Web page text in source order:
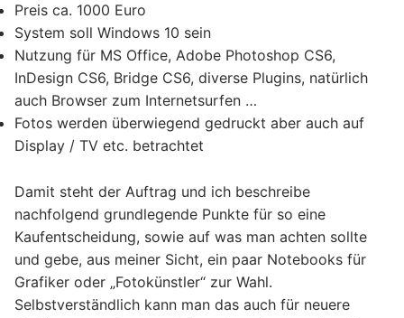
Preis ca. 1000 Euro
System soll Windows 10 sein
Nutzung für MS Office, Adobe Photoshop CS6,
InDesign CS6, Bridge CS6, diverse Plugins, natürlich
auch Browser zum Internetsurfen …
Fotos werden überwiegend gedruckt aber auch auf
Display / TV etc. betrachtet
Damit steht der Auftrag und ich beschreibe
nachfolgend grundlegende Punkte für so eine
Kaufentscheidung, sowie auf was man achten sollte
und gebe, aus meiner Sicht, ein paar Notebooks für
Grafiker oder „Fotokünstler“ zur Wahl.
Selbstverständlich kann man das auch für neuere